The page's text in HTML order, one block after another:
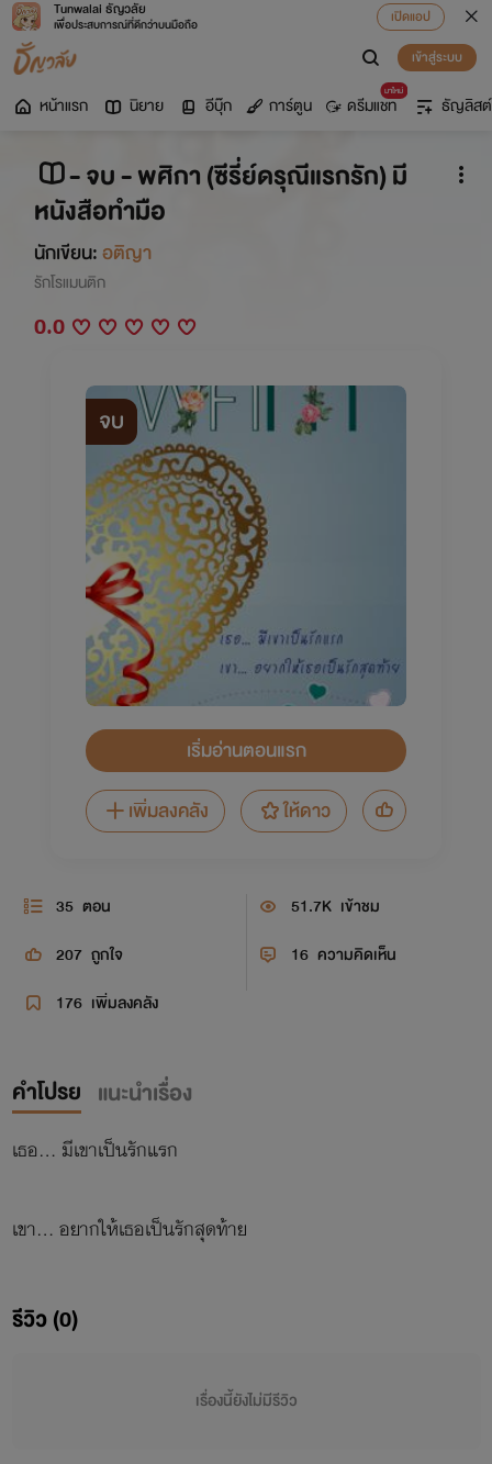
Tunwalai ธัญวลัย
เพื่อประสบการณ์ที่ดีกว่าบนมือถือ
เปิดแอป
เข้าสู่ระบบ
หน้าแรก นิยาย อีบุ๊ก การ์ตูน
มาใหม่
ดรีมแชท ธัญลิสต์
- จบ - พศิกา (ซีรี่ย์ดรุณีแรกรัก) มี
หนังสือทำมือ
นักเขียน:อติญา
รักโรแมนติก
0.0
จบ
เริ่มอ่านตอนแรก
เพิ่มลงคลัง
ให้ดาว
35 ตอน 51.7K เข้าชม
207 ถูกใจ 16 ความคิดเห็น
176 เพิ่มลงคลัง
คำโปรย แนะนำเรื่อง
เธอ... มีเขาเป็นรักแรก
เขา... อยากให้เธอเป็นรักสุดท้าย
รีวิว (0)
เรื่องนี้ยังไม่มีรีวิว